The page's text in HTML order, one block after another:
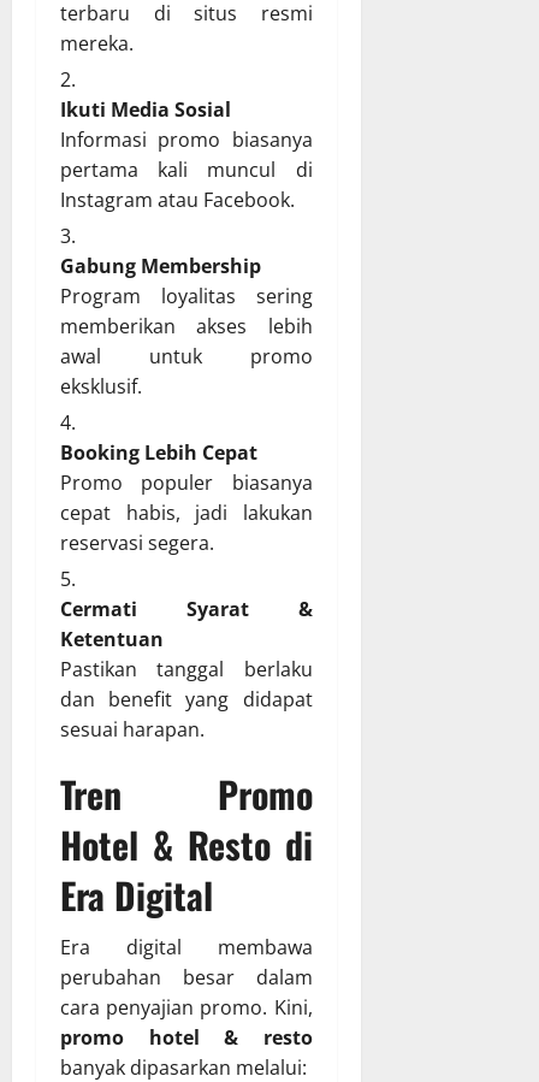
terbaru di situs resmi
mereka.
Ikuti Media Sosial
Informasi promo biasanya
pertama kali muncul di
Instagram atau Facebook.
Gabung Membership
Program loyalitas sering
memberikan akses lebih
awal untuk promo
eksklusif.
Booking Lebih Cepat
Promo populer biasanya
cepat habis, jadi lakukan
reservasi segera.
Cermati Syarat &
Ketentuan
Pastikan tanggal berlaku
dan benefit yang didapat
sesuai harapan.
Tren Promo
Hotel & Resto di
Era Digital
Era digital membawa
perubahan besar dalam
cara penyajian promo. Kini,
promo hotel & resto
banyak dipasarkan melalui: